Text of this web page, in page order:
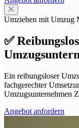
Umziehen mit Umzug
✅
Ein reibungsloser
fachgerechter
Umzugsunternehmen
Angebot anfordern